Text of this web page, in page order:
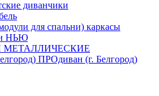
диванчики
для спальни) каркасы
НЬЮ
МЕТАЛЛИЧЕСКИЕ
ПРОдиван (г. Белгород)